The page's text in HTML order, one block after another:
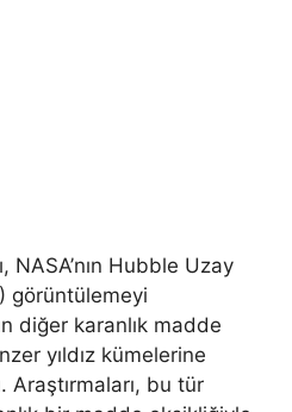
NASA’nın Hubble Uzay
görüntülemeyi
diğer karanlık madde
yıldız kümelerine
bu tür